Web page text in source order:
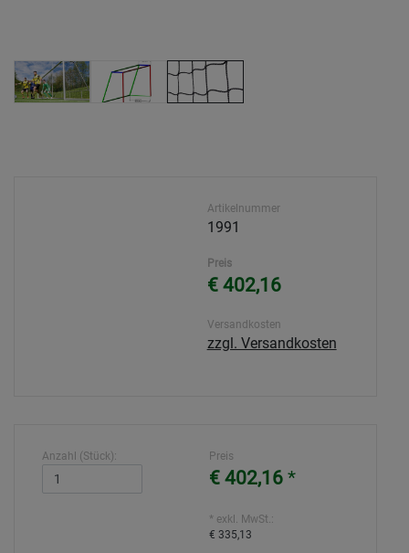
Artikelnummer
1991
Preis
€ 402,16
Versandkosten
zzgl. Versandkosten
Anzahl (Stück): Preis
€ 402,16 *
* exkl. MwSt.:
€ 335,13